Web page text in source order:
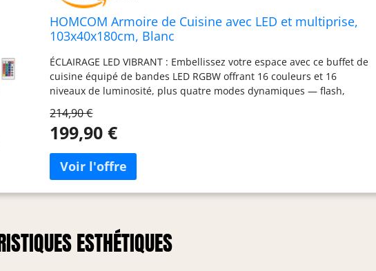
HOMCOM Armoire de Cuisine avec LED et multiprise,
103x40x180cm, Blanc
ÉCLAIRAGE LED VIBRANT : Embellissez votre espace avec ce buffet de
cuisine équipé de bandes LED RGBW offrant 16 couleurs et 16
niveaux de luminosité, plus quatre modes dynamiques — flash,
idéal pour cuisiner ou se relaxer. NOMBREUSES OPTIONS DE
RANGEMENT : Ce meuble de rangement doté de portes est la
double niveau, une armoire triple niveau, trois étagères ouvertes, un
large plan de travail avec passe-câble et un tiroir pour répondre à
divers besoins de rangement. MATÉRIAU SÉLECTIONNÉ : Le tiroir
essentiels. Réalisé en MDF avec des charnières en métal et une
conception anti-renversement, ce meuble assure une longévité et
214,90 €
199,90 €
ESTHÉTIQUES